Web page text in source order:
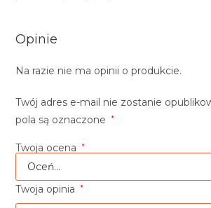
Opinie
Na razie nie ma opinii o produkcie.
Twój adres e-mail nie zostanie
pola są oznaczone
*
Twoja ocena *
Twoja opinia *